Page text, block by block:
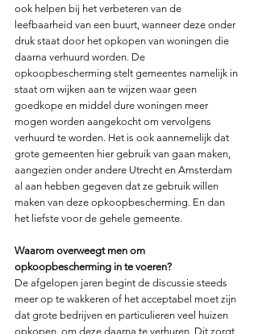
ook helpen bij het verbeteren van de
leefbaarheid van een buurt, wanneer deze onder
druk staat door het opkopen van woningen die
daarna verhuurd worden. De
opkoopbescherming stelt gemeentes namelijk in
staat om wijken aan te wijzen waar geen
goedkope en middel dure woningen meer
mogen worden aangekocht om vervolgens
verhuurd te worden. Het is ook aannemelijk dat
grote gemeenten hier gebruik van gaan maken,
aangezien onder andere Utrecht en Amsterdam
al aan hebben gegeven dat ze gebruik willen
maken van deze opkoopbescherming. En dan
het liefste voor de gehele gemeente.
Waarom overweegt men om
opkoopbescherming in te voeren?
De afgelopen jaren begint de discussie steeds
meer op te wakkeren of het acceptabel moet zijn
dat grote bedrijven en particulieren veel huizen
opkopen, om deze daarna te verhuren. Dit zorgt